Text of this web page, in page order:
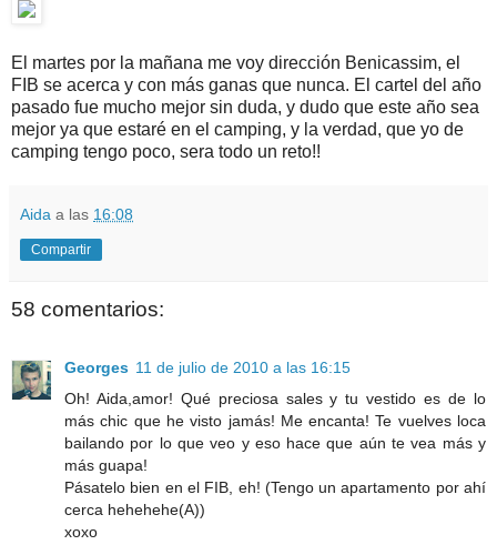
El martes por la mañana me voy dirección Benicassim, el
FIB se acerca y con más ganas que nunca. El cartel del año
pasado fue mucho mejor sin duda, y dudo que este año sea
mejor ya que estaré en el camping, y la verdad, que yo de
camping tengo poco, sera todo un reto!!
Aida a las 16:08
Compartir
58 comentarios:
Georges 11 de julio de 2010 a las 16:15
Oh! Aida,amor! Qué preciosa sales y tu vestido es de lo
más chic que he visto jamás! Me encanta! Te vuelves loca
bailando por lo que veo y eso hace que aún te vea más y
más guapa!
Pásatelo bien en el FIB, eh! (Tengo un apartamento por ahí
cerca hehehehe(A))
xoxo